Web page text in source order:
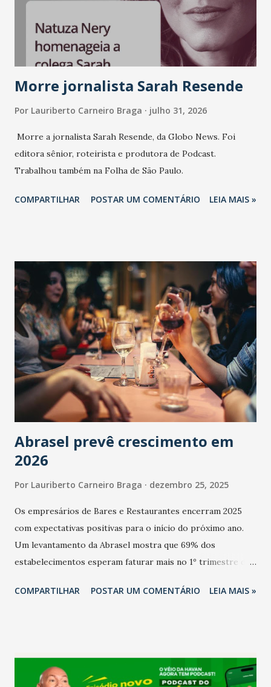
Morre jornalista Sarah Resende
Por Lauriberto Carneiro Braga julho 31, 2026
Morre a jornalista Sarah Resende, da Globo News. Foi
editora sênior, roteirista e produtora de Podcast.
Trabalhou também na Folha de São Paulo.
COMPARTILHAR POSTAR UM COMENTÁRIO LEIA MAIS »
Abrasel prevê crescimento em
2026
Por Lauriberto Carneiro Braga dezembro 25, 2025
Os empresários de Bares e Restaurantes encerram 2025
com expectativas positivas para o início do próximo ano.
Um levantamento da Abrasel mostra que 69% dos
estabelecimentos esperam faturar mais no 1º trimestre de
relação ao último trimestre deste ano, 56% também
confraternizações de fim de ano e pelo pagamento do 13º
Salário para um número maior de trabalhadores, já que o
COMPARTILHAR POSTAR UM COMENTÁRIO LEIA MAIS »